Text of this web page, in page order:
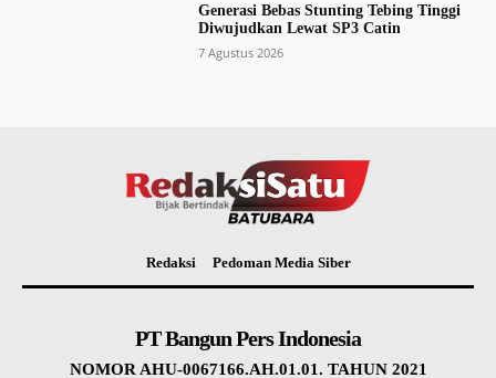
Generasi Bebas Stunting Tebing Tinggi
Diwujudkan Lewat SP3 Catin
7 Agustus 2026
Redaksi Pedoman Media Siber
PT Bangun Pers Indonesia
NOMOR AHU-0067166.AH.01.01. TAHUN 2021